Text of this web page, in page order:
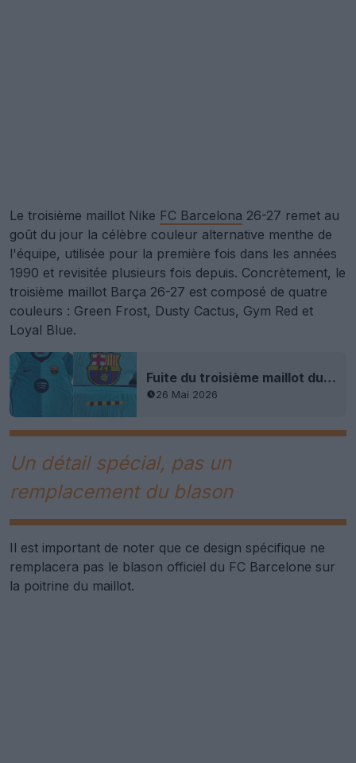
Le troisième maillot Nike FC Barcelona 26-27 remet au
goût du jour la célèbre couleur alternative menthe de
l'équipe, utilisée pour la première fois dans les années
1990 et revisitée plusieurs fois depuis. Concrètement, le
troisième maillot Barça 26-27 est composé de quatre
couleurs : Green Frost, Dusty Cactus, Gym Red et
Loyal Blue.
Fuite du troisième maillot du FC Barcelone 2026-2027 - 9 nouvelles photos
26 Mai 2026
Un détail spécial, pas un
remplacement du blason
Il est important de noter que ce design spécifique ne
remplacera pas le blason officiel du FC Barcelone sur
la poitrine du maillot.